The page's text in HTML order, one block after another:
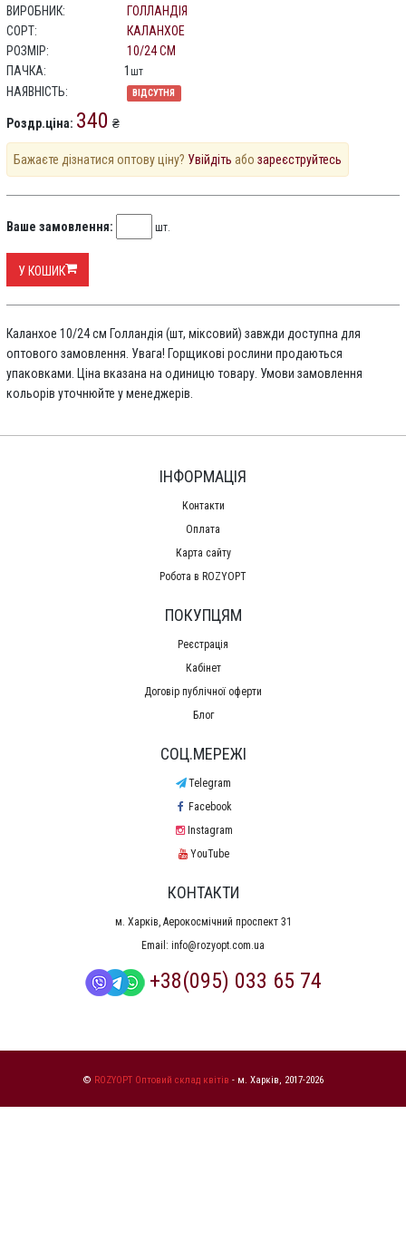
ВИРОБНИК:
ГОЛЛАНДІЯ
СОРТ:
КАЛАНХОЕ
РОЗМІР:
10/24 СМ
ПАЧКА:
1 шт
НАЯВНІСТЬ: ВІДСУТНЯ
Роздр.ціна: 340 ₴
Бажаєте дізнатися оптову ціну? Увійдіть або зареєструйтесь
Ваше замовлення: шт.
У КОШИК
Каланхое 10/24 см Голландія (шт, міксовий) завжди доступна для
оптового замовлення. Увага! Горщикові рослини продаються
упаковками. Ціна вказана на одиницю товару. Умови замовлення
кольорів уточнюйте у менеджерів.
ІНФОРМАЦІЯ
Контакти
Оплата
Карта сайту
Робота в ROZYOPT
ПОКУПЦЯМ
Реєстрація
Кабінет
Договір публічної оферти
Блог
СОЦ.МЕРЕЖІ
Telegram
Facebook
Instagram
YouTube
КОНТАКТИ
м. Харків, Аерокосмічний проспект 31
Email: info@rozyopt.com.ua
+38(095) 033 65 74
© ROZYOPT Оптовий склад квітів - м. Харків, 2017-2026